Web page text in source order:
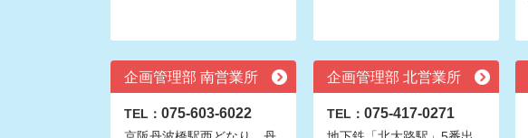
企画管理部 南営業所
TEL： 075-603-6022
企画管理部 北営業所
TEL： 075-417-0271